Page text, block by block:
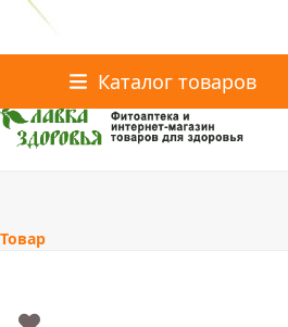
content
Каталог товаров
Доставка и оплата
Скидки
Товар